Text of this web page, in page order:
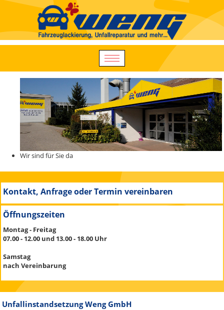
Wir sind für Sie da
Kontakt, Anfrage oder Termin vereinbaren
Öffnungszeiten
Montag - Freitag
07.00 - 12.00 und 13.00 - 18.00 Uhr
Samstag
nach Vereinbarung
Unfallinstandsetzung Weng GmbH